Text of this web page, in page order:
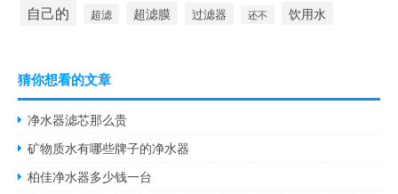
自己的 超滤 超滤膜 过滤器 还不 饮用水
猜你想看的文章
净水器滤芯那么贵
矿物质水有哪些牌子的净水器
柏佳净水器多少钱一台